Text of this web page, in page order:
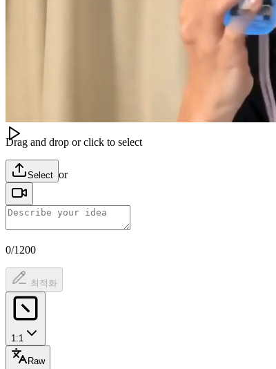
Drag and drop or click to select
Select or
0/1200
최적화
1:1
Raw